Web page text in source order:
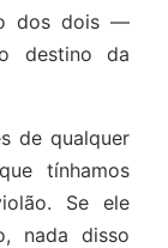
dos dois —
destino da
de qualquer
tínhamos
Se ele
nada disso